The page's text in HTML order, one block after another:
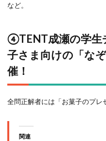
など。
④TENT成瀬の学生
子さま向けの「な
催！
全問正解者には「お菓子のプレ
関連